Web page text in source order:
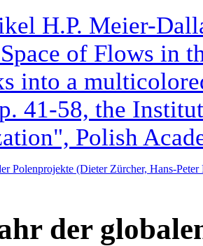
H.P. Meier-
of Flows in
into a
41-58, the
Polish
Polenprojekte (Dieter Zürcher, Hans-
der